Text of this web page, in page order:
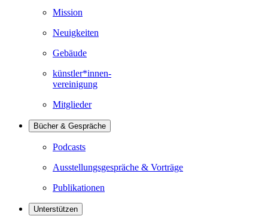
Mission
Neuigkeiten
Gebäude
künstler*innen-
vereinigung
Mitglieder
Bücher & Gespräche
Podcasts
Ausstellungsgespräche & Vorträge
Publikationen
Unterstützen